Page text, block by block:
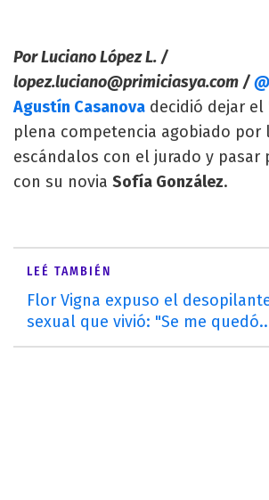
Por Luciano López L. /
lopez.luciano@primiciasya.com /
Agustín Casanova decidió dejar el
plena competencia agobiado por
escándalos con el jurado y pasar
con su novia Sofía González.
LEÉ TAMBIÉN
Flor Vigna expuso el
sexual que vivió: "Se me